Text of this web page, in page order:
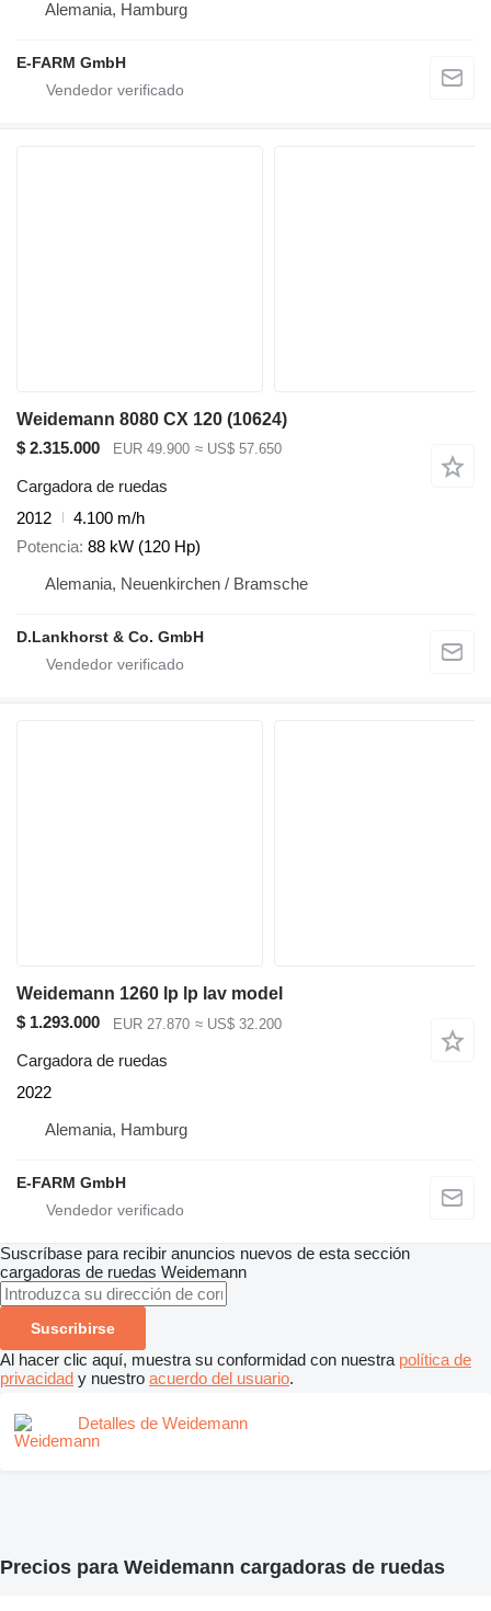
Alemania, Hamburg
E-FARM GmbH
Weidemann 8080 CX 120 (10624)
$ 2.315.000
EUR 49.900 ≈ US$ 57.650
Cargadora de ruedas
2012
4.100 m/h
Potencia 88 kW (120 Hp)
Alemania, Neuenkirchen / Bramsche
D.Lankhorst & Co. GmbH
Weidemann 1260 lp lp lav model
$ 1.293.000
EUR 27.870 ≈ US$ 32.200
Cargadora de ruedas
2022
Alemania, Hamburg
E-FARM GmbH
Suscríbase para recibir anuncios nuevos de esta sección
cargadoras de ruedas Weidemann
Suscribirse
Al hacer clic aquí, muestra su conformidad con nuestra política de
privacidad y nuestro acuerdo del usuario.
Detalles de Weidemann
Precios para Weidemann cargadoras de ruedas